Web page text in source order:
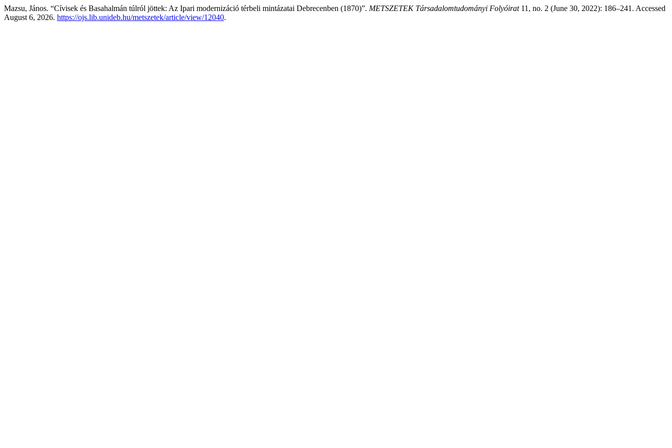
Mazsu, János. “Cívisek és Basahalmán túlról jöttek: Az Ipari modernizáció térbeli mintázatai Debrecenben (1870)”. METSZETEK Társadalomtudományi Folyóirat11, no. 2 (June 30, 2022): 186–241. Accessed
August 6, 2026. https://ojs.lib.unideb.hu/metszetek/article/view/12040.